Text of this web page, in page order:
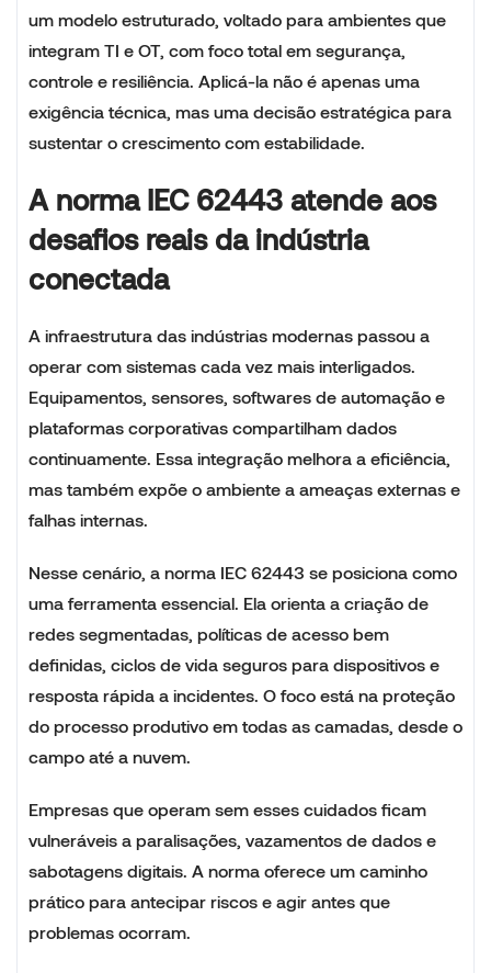
um modelo estruturado, voltado para ambientes que
integram TI e OT, com foco total em segurança,
controle e resiliência. Aplicá-la não é apenas uma
exigência técnica, mas uma decisão estratégica para
sustentar o crescimento com estabilidade.
A norma IEC 62443 atende aos
desafios reais da indústria
conectada
A infraestrutura das indústrias modernas passou a
operar com sistemas cada vez mais interligados.
Equipamentos, sensores, softwares de automação e
plataformas corporativas compartilham dados
continuamente. Essa integração melhora a eficiência,
mas também expõe o ambiente a ameaças externas e
falhas internas.
Nesse cenário, a norma IEC 62443 se posiciona como
uma ferramenta essencial. Ela orienta a criação de
redes segmentadas, políticas de acesso bem
definidas, ciclos de vida seguros para dispositivos e
resposta rápida a incidentes. O foco está na proteção
do processo produtivo em todas as camadas, desde o
campo até a nuvem.
Empresas que operam sem esses cuidados ficam
vulneráveis a paralisações, vazamentos de dados e
sabotagens digitais. A norma oferece um caminho
prático para antecipar riscos e agir antes que
problemas ocorram.